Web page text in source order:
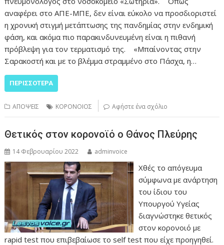
αναφέρει στο ΑΠΕ-ΜΠΕ, δεν είναι εύκολο να προσδιοριστεί
η χρονική στιγμή μετάπτωσης της πανδημίας στην ενδημική
φάση, και ακόμα πιο παρακινδυνευμένη είναι η πιθανή
πρόβλεψη για τον τερματισμό της. «Μπαίνοντας στην
Σαρακοστή και με το βλέμμα στραμμένο στο Πάσχα, η…
ΠΕΡΙΣΣΌΤΕΡΑ
ΑΠΟΨΕΙΣ ΚΟΡΟΝΟΙΟΣ Αφήστε ένα σχόλιο
Θετικός στον κορονοϊό ο Θάνος Πλεύρης
14 Φεβρουαρίου 2022 adminvoice
Χθές το απόγευμα
σύμφωνα με ανάρτηση
του ίδιου του
Υπουργού Υγείας
διαγνώστηκε θετικός
στον κορονοιό με
rapid test που επιβεβαίωσε το self test που είχε προηγηθεί.